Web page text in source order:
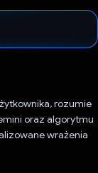
rozumie
oraz algorytmu
wrażenia